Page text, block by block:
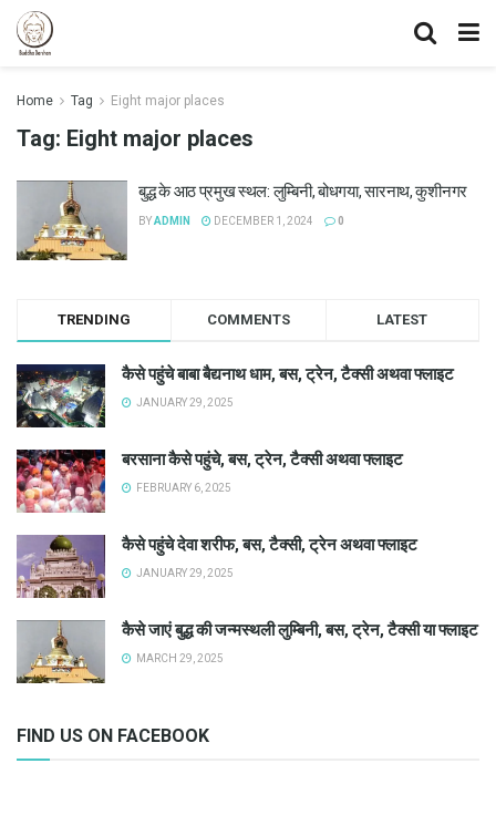
Home Tag Eight major places
Tag: Eight major places
बुद्ध के आठ प्रमुख स्थल: लुम्बिनी, बोधगया, सारनाथ, कुशीनगर
BYADMIN DECEMBER 1, 2024 0
TRENDING COMMENTS LATEST
कैसे पहुंचे बाबा बैद्यनाथ धाम, बस, ट्रेन, टैक्सी अथवा फ्लाइट
JANUARY 29, 2025
बरसाना कैसे पहुंचे, बस, ट्रेन, टैक्सी अथवा फ्लाइट
FEBRUARY 6, 2025
कैसे पहुंचे देवा शरीफ, बस, टैक्सी, ट्रेन अथवा फ्लाइट
JANUARY 29, 2025
कैसे जाएं बुद्ध की जन्मस्थली लुम्बिनी, बस, ट्रेन, टैक्सी या फ्लाइट
MARCH 29, 2025
FIND US ON FACEBOOK